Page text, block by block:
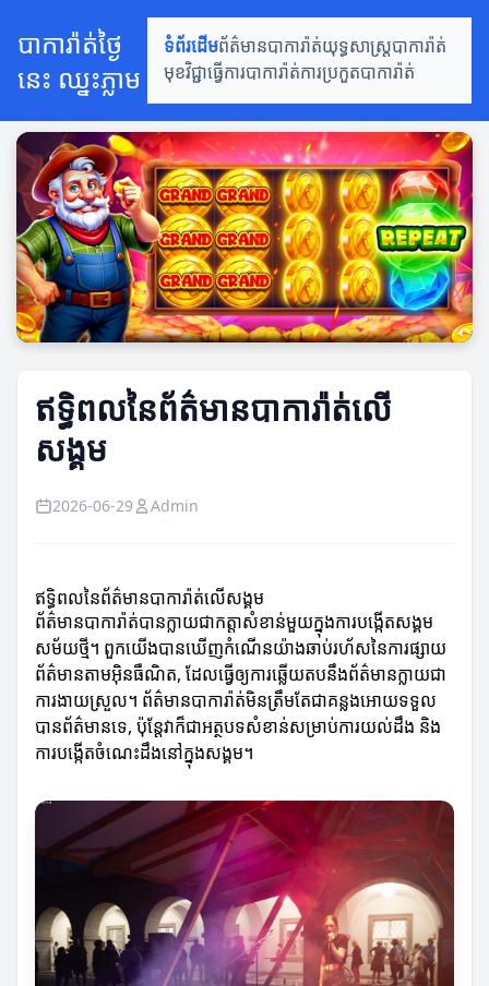
បាការ៉ាត់ថ្ងៃ
នេះ ឈ្នះភ្លាម
ទំព័រដើមព័ត៌មានបាការ៉ាត់យុទ្ធសាស្ត្របាការ៉ាត់
មុខវិជ្ជាធ្វើការបាការ៉ាត់ការប្រកួតបាការ៉ាត់
ឥទ្ធិពលនៃព័ត៌មានបាការ៉ាត់លើ
សង្គម
2026-06-29 Admin
ឥទ្ធិពលនៃព័ត៌មានបាការ៉ាត់លើសង្គម
ព័ត៌មានបាការ៉ាត់បានក្លាយជាកត្តាសំខាន់មួយក្នុងការបង្កើតសង្គម
សម័យថ្មី។ ពួកយើងបានឃើញកំណើនយ៉ាងឆាប់រហ័សនៃការផ្សាយ
ព័ត៌មានតាមអ៊ិនធឺណិត, ដែលធ្វើឲ្យការឆ្លើយតបនឹងព័ត៌មានក្លាយជា
ការងាយស្រួល។ ព័ត៌មានបាការ៉ាត់មិនត្រឹមតែជាគន្លងអោយទទួល
បានព័ត៌មានទេ, ប៉ុន្តែវាក៏ជាអត្ថបទសំខាន់សម្រាប់ការយល់ដឹង និង
ការបង្កើតចំណេះដឹងនៅក្នុងសង្គម។